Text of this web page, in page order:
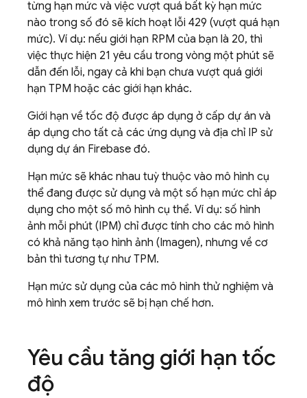
từng hạn mức và việc vượt quá bất kỳ hạn mức
nào trong số đó sẽ kích hoạt lỗi 429 (vượt quá hạn
mức). Ví dụ: nếu giới hạn RPM của bạn là 20, thì
việc thực hiện 21 yêu cầu trong vòng một phút sẽ
dẫn đến lỗi, ngay cả khi bạn chưa vượt quá giới
hạn TPM hoặc các giới hạn khác.
Giới hạn về tốc độ được áp dụng ở cấp dự án và
áp dụng cho tất cả các ứng dụng và địa chỉ IP sử
dụng dự án Firebase đó.
Hạn mức sẽ khác nhau tuỳ thuộc vào mô hình cụ
thể đang được sử dụng và một số hạn mức chỉ áp
dụng cho một số mô hình cụ thể. Ví dụ: số hình
ảnh mỗi phút (IPM) chỉ được tính cho các mô hình
có khả năng tạo hình ảnh (Imagen), nhưng về cơ
bản thì tương tự như TPM.
Hạn mức sử dụng của các mô hình thử nghiệm và
mô hình xem trước sẽ bị hạn chế hơn.
Yêu cầu tăng giới hạn tốc
độ